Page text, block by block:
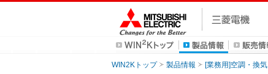
WIN2Kトップ 製品情報 [業務用]空調・換気